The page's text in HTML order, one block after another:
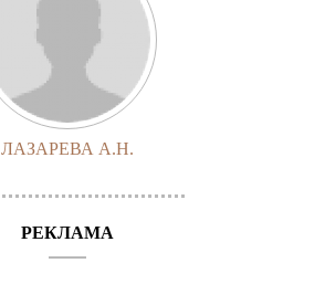
ЛАЗАРЕВА А.Н.
РЕКЛАМА